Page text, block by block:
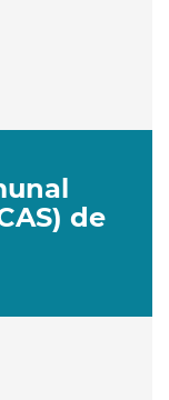
de